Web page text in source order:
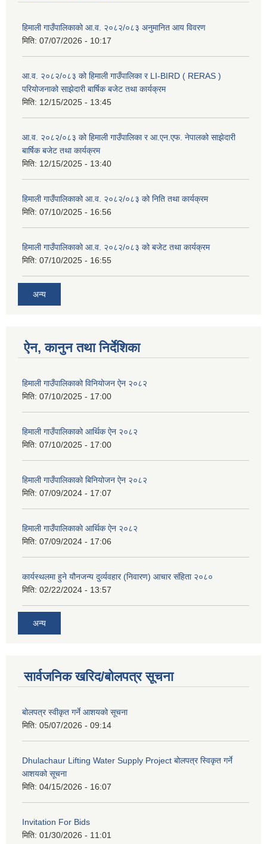
हिमाली गाउँपालिकाको आ.व. २०८२/०८३ अनुमानित आय विवरण
मिति: 07/07/2026 - 10:17
आ.व. २०८२/०८३ को हिमाली गाउँपालिका र LI-BIRD ( RERAS )
परियोजनाको साझेदारी बार्षिक बजेट तथा कार्यक्रम
मिति: 12/15/2025 - 13:45
आ.व. २०८२/०८३ को हिमाली गाउँपालिका र आ.एन.एफ. नेपालको साझेदारी
बार्षिक बजेट तथा कार्यक्रम
मिति: 12/15/2025 - 13:40
हिमाली गाउँपालिकाको आ.व. २०८२/०८३ को निति तथा कार्यक्रम
मिति: 07/10/2025 - 16:56
हिमाली गाउँपालिकाको आ.व. २०८२/०८३ को बजेट तथा कार्यक्रम
मिति: 07/10/2025 - 16:55
अन्य
ऐन, कानुन तथा निर्देशिका
हिमाली गाउँपालिकाको विनियोजन ऐन २०८२
मिति: 07/10/2025 - 17:00
हिमाली गाउँपालिकाको आर्थिक ऐन २०८२
मिति: 07/10/2025 - 17:00
हिमाली गाउँपालिकाकाे बिनियोजन ऐन २०८२
मिति: 07/09/2024 - 17:07
हिमाली गाउँपालिकाकाे आर्थिक ऐन २०८२
मिति: 07/09/2024 - 17:06
कार्यस्थलमा हुने यौनजन्य दुर्व्यवहार (निवारण) आचार संहिता २०८०
मिति: 02/22/2024 - 13:57
अन्य
सार्वजनिक खरिद/बोलपत्र सूचना
बोलपत्र स्वीकृत गर्ने आशयको सूचना
मिति: 05/07/2026 - 09:14
Dhulachaur Lifting Water Supply Project बोलपत्र स्विकृत गर्ने
आशयको सूचना
मिति: 04/15/2026 - 16:07
Invitation For Bids
मिति: 01/30/2026 - 11:01